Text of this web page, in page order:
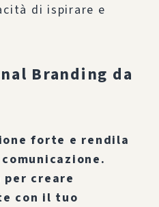
di ispirare e
Branding da
forte e rendila
per creare
con il tuo